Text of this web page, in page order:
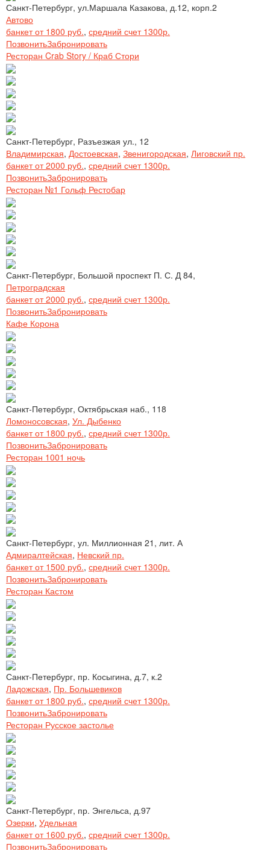
Санкт-Петербург, ул.Маршала Казакова, д.12, корп.2
Автово
банкет от 1800 руб., средний счет 1300р.
ПозвонитьЗабронировать
Ресторан Crab Story / Краб Стори
Санкт-Петербург, Разъезжая ул., 12
Владимирская, Достоевская, Звенигородская, Лиговский пр.
банкет от 2000 руб., средний счет 1300р.
ПозвонитьЗабронировать
Ресторан №1 Гольф Рестобар
Санкт-Петербург, Большой проспект П. С. Д 84,
Петроградская
банкет от 2000 руб., средний счет 1300р.
ПозвонитьЗабронировать
Кафе Корона
Санкт-Петербург, Октябрьская наб., 118
Ломоносовская, Ул. Дыбенко
банкет от 1800 руб., средний счет 1300р.
ПозвонитьЗабронировать
Ресторан 1001 ночь
Санкт-Петербург, ул. Миллионная 21, лит. А
Адмиралтейская, Невский пр.
банкет от 1500 руб., средний счет 1300р.
ПозвонитьЗабронировать
Ресторан Кастом
Санкт-Петербург, пр. Косыгина, д.7, к.2
Ладожская, Пр. Большевиков
банкет от 1800 руб., средний счет 1300р.
ПозвонитьЗабронировать
Ресторан Русское застолье
Санкт-Петербург, пр. Энгельса, д.97
Озерки, Удельная
банкет от 1600 руб., средний счет 1300р.
ПозвонитьЗабронировать